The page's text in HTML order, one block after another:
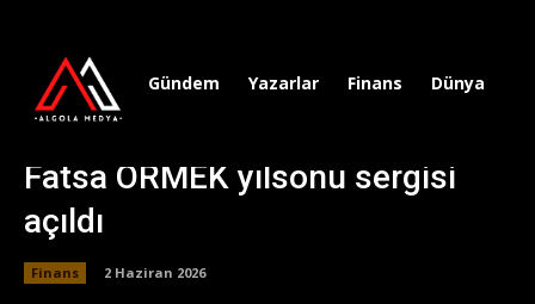
Gündem Yazarlar Finans Dünya
Fatsa ORMEK yılsonu sergisi
açıldı
Finans 2 Haziran 2026